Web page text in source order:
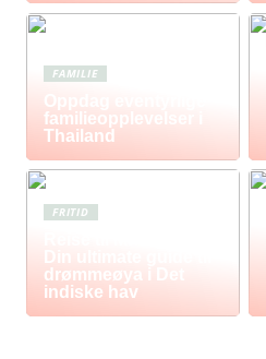
FAMILIE
Oppdag eventyrlige
familieopplevelser i
Thailand
FRITID
Din ultimate guide til
drømmeøya i Det
indiske hav